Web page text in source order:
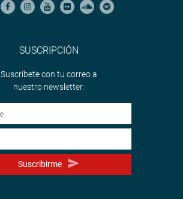
SUSCRIPCIÓN
Suscríbete con tu correo a
nuestro newsletter.
Suscribirme